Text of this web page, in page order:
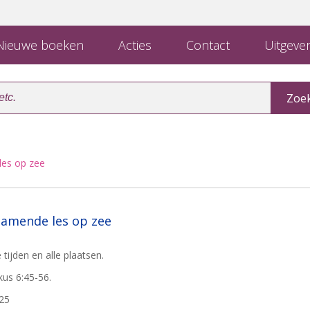
boeken Acties Contact
op zee
les op zee
tijden en alle plaatsen.
6:45-56.